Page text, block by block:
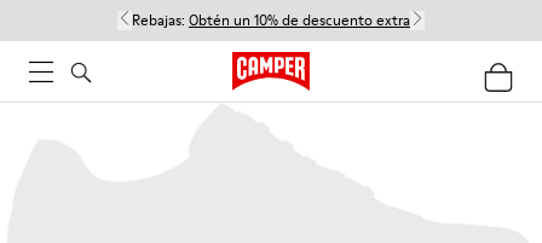
Rebajas: Obtén un 10% de descuento extra